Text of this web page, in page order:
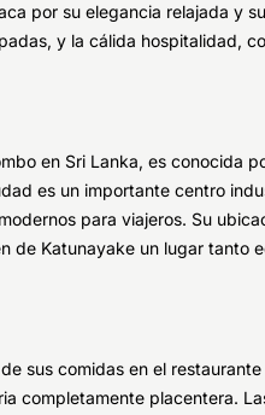
por su elegancia relajada y
y la cálida hospitalidad,
en Sri Lanka, es conocida
es un importante centro
para viajeros. Su
de Katunayake un lugar tanto
sus comidas en el
completamente placentera.